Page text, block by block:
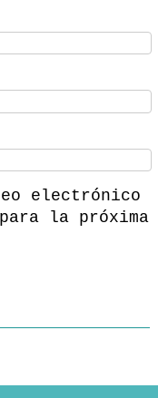
electrónico
la próxima